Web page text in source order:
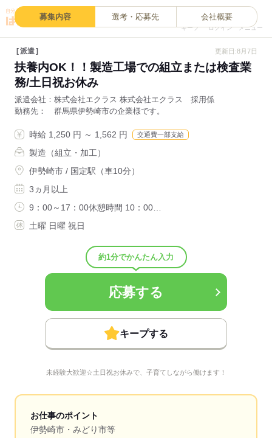
キープ ログイン メニュー
募集内容 選考・応募先 会社概要
派遣 更新日:8月7日
扶養内OK！！製造工場での組立または検査業
務/土日祝お休み
派遣会社
株式会社エクラス 株式会社エクラス 採用係
勤務先
群馬県伊勢崎市の企業様です。
時給 1,250 円 ～ 1,562 円 交通費一部支給
製造（組立・加工）
伊勢崎市 / 国定駅（車10分）
3ヵ月以上
9：00～17：00休憩時間 10：00…
土曜 日曜 祝日
約1分でかんたん入力
応募する
キープする
未経験大歓迎☆土日祝お休みで、子育てしながら働けます！
お仕事のポイント
伊勢崎市・みどり市等